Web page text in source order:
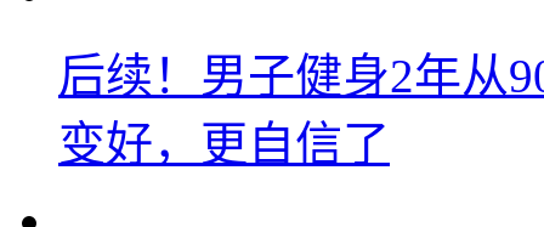
后续！男子健身2年从
变好，更自信了